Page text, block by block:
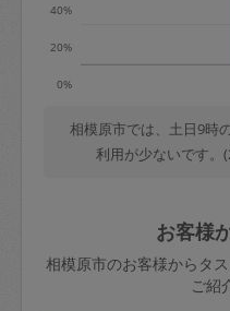
0%
20%
40%
相模原市では、土日9時
利用が少ないです。
お客様
相模原市のお客様からタ
ご紹